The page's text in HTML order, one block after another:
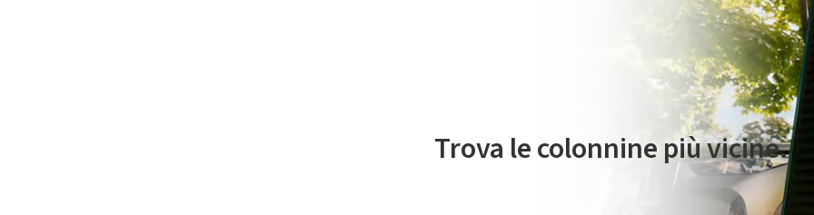
Il servizio di mobilità elettrica è gestito da Plenitude On The Road
Trova le colonnine più vicine.